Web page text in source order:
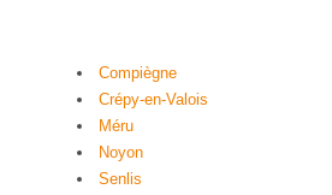
Compiègne
Crépy-en-Valois
Méru
Noyon
Senlis